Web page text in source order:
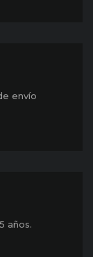
envío
años.